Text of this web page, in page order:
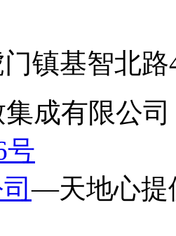
镇基智北路
成有限公
号
—天地心提